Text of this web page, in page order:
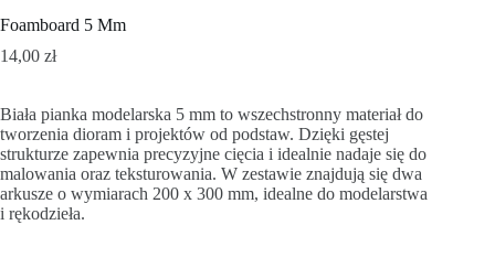
Foamboard 5 Mm
14,00 zł
Biała pianka modelarska 5 mm to wszechstronny materiał do
tworzenia dioram i projektów od podstaw. Dzięki gęstej
strukturze zapewnia precyzyjne cięcia i idealnie nadaje się do
malowania oraz teksturowania. W zestawie znajdują się dwa
arkusze o wymiarach 200 x 300 mm, idealne do modelarstwa
i rękodzieła.